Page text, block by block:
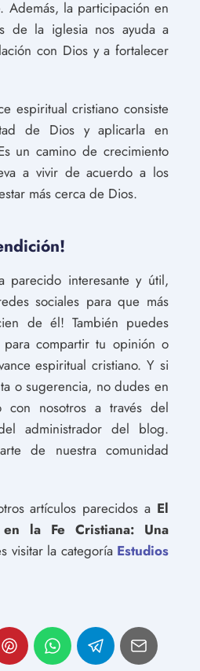
Además, la participación en
de la iglesia nos ayuda a
con Dios y a fortalecer
espiritual cristiano consiste
de Dios y aplicarla en
un camino de crecimiento
a vivir de acuerdo a los
más cerca de Dios.
parecido interesante y útil,
sociales para que más
de él! También puedes
compartir tu opinión o
espiritual cristiano. Y si
o sugerencia, no dudes en
con nosotros a través del
administrador del blog.
de nuestra comunidad
artículos parecidos a El
en la Fe Cristiana: Una
visitar la categoría Estudios